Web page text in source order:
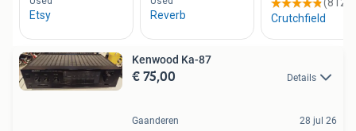
Kenwood Ka-87
€ 75,00 Details
Gaanderen 28 jul 26